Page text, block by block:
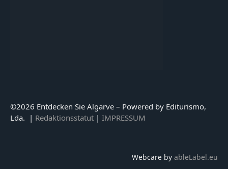
©2026 Entdecken Sie Algarve – Powered by Editurismo,
Lda. | Redaktionsstatut | IMPRESSUM
Webcare by ableLabel.eu